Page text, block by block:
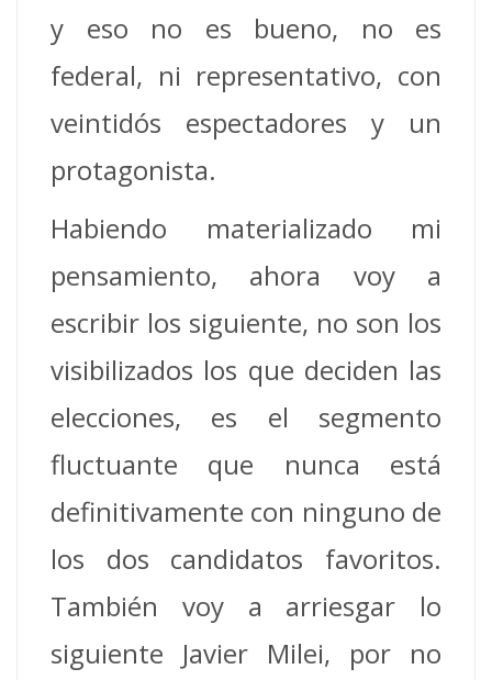
y eso no es bueno, no es
federal, ni representativo, con
veintidós espectadores y un
protagonista.
Habiendo materializado mi
pensamiento, ahora voy a
escribir los siguiente, no son los
visibilizados los que deciden las
elecciones, es el segmento
fluctuante que nunca está
definitivamente con ninguno de
los dos candidatos favoritos.
También voy a arriesgar lo
siguiente Javier Milei, por no